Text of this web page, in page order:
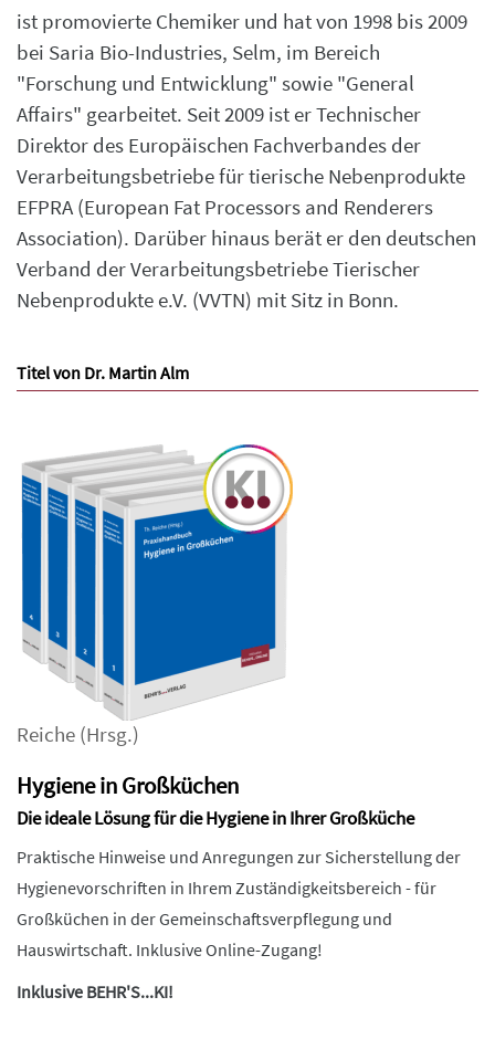
ist promovierte Chemiker und hat von 1998 bis 2009
bei Saria Bio-Industries, Selm, im Bereich
"Forschung und Entwicklung" sowie "General
Affairs" gearbeitet. Seit 2009 ist er Technischer
Direktor des Europäischen Fachverbandes der
Verarbeitungsbetriebe für tierische Nebenprodukte
EFPRA (European Fat Processors and Renderers
Association). Darüber hinaus berät er den deutschen
Verband der Verarbeitungsbetriebe Tierischer
Nebenprodukte e.V. (VVTN) mit Sitz in Bonn.
Titel von Dr. Martin Alm
Reiche (Hrsg.)
Hygiene in Großküchen
Die ideale Lösung für die Hygiene in Ihrer Großküche
Praktische Hinweise und Anregungen zur Sicherstellung der
Hygienevorschriften in Ihrem Zuständigkeitsbereich - für
Großküchen in der Gemeinschaftsverpflegung und
Hauswirtschaft. Inklusive Online-Zugang!
Inklusive BEHR'S...KI!